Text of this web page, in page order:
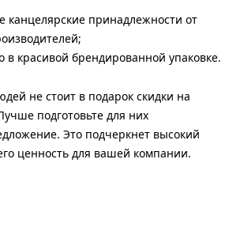
канцелярские принадлежности от
в красивой брендированной упаковке.
не стоит в подарок скидки на
подготовьте для них
Это подчеркнет высокий
ценность для вашей компании.